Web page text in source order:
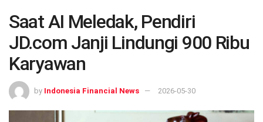
Saat AI Meledak, Pendiri
JD.com Janji Lindungi 900 Ribu
Karyawan
by Indonesia Financial News 2026-05-30